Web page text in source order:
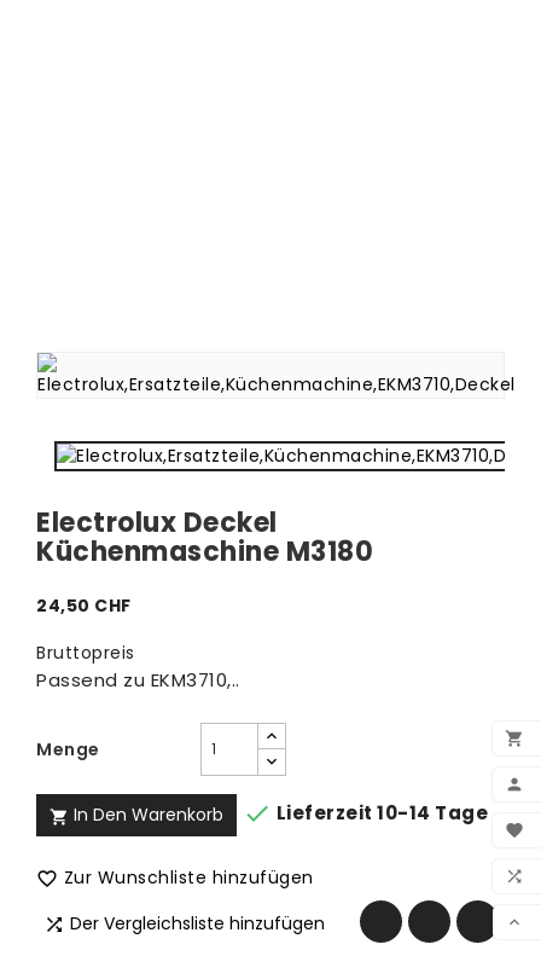





Electrolux Deckel
Küchenmaschine M3180
24,50 CHF
Bruttopreis
Passend zu EKM3710,..
Menge
 In Den Warenkorb  Lieferzeit 10-14 Tage
 Zur Wunschliste hinzufügen
 Der Vergleichsliste hinzufügen